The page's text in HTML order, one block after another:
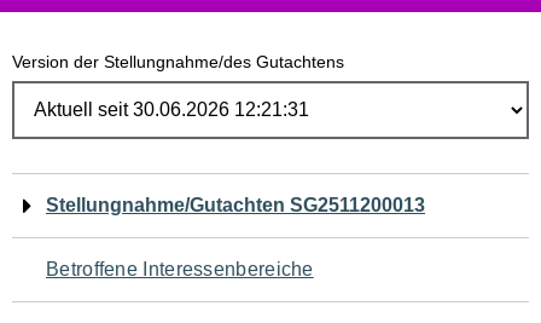
Version der Stellungnahme/des Gutachtens
Navigation
für
den
Stellungnahme/Gutachten SG2511200013
Betroffene Interessenbereiche